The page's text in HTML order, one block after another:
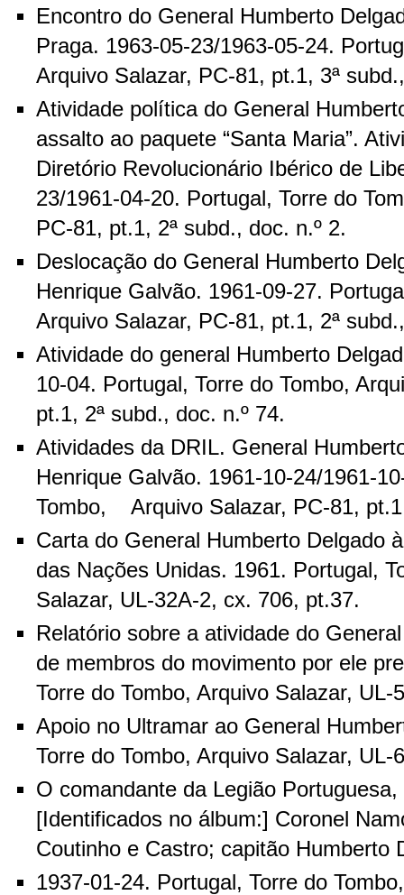
Encontro do General Humberto
Praga. 1963-05-23/1963-05-24.
Arquivo Salazar, PC-81, pt.1, 3ª
Atividade política do General
assalto ao paquete “Santa Maria”.
Diretório Revolucionário Ibérico de
23/1961-04-20. Portugal, Torre do
PC-81, pt.1, 2ª subd., doc. n.º 2.
Deslocação do General Humberto
Henrique Galvão. 1961-09-27.
Arquivo Salazar, PC-81, pt.1, 2ª
Atividade do general Humberto
10-04. Portugal, Torre do Tombo,
pt.1, 2ª subd., doc. n.º 74.
Atividades da DRIL. General
Henrique Galvão. 1961-10-24/1961-
Tombo, Arquivo Salazar, PC-81,
Carta do General Humberto Delgado
das Nações Unidas. 1961. Portugal,
Salazar, UL-32A-2, cx. 706, pt.37.
Relatório sobre a atividade do
de membros do movimento por ele
Torre do Tombo, Arquivo Salazar,
Apoio no Ultramar ao General
Torre do Tombo, Arquivo Salazar,
O comandante da Legião
[Identificados no álbum:] Coronel
Coutinho e Castro; capitão Humberto
1937-01-24. Portugal, Torre do